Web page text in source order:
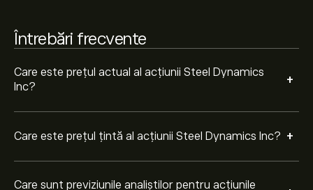
Întrebări frecvente
Care este prețul actual al acțiunii Steel Dynamics
Inc?
+
Care este prețul țintă al acțiunii Steel Dynamics Inc? +
Care sunt previziunile analiștilor pentru acțiunile
Pe baza recomandărilor a 7 analiști pentru STLD în
ultimele 3 luni, consensul general este Cumpărare